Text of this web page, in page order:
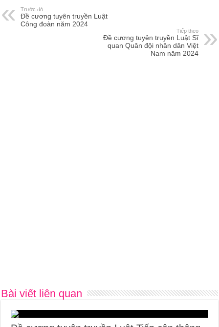
Trước đó
Đề cương tuyên truyền Luật
Công đoàn năm 2024
Tiếp theo
Đề cương tuyên truyền Luật Sĩ
quan Quân đội nhân dân Việt
Nam năm 2024
Bài viết liên quan